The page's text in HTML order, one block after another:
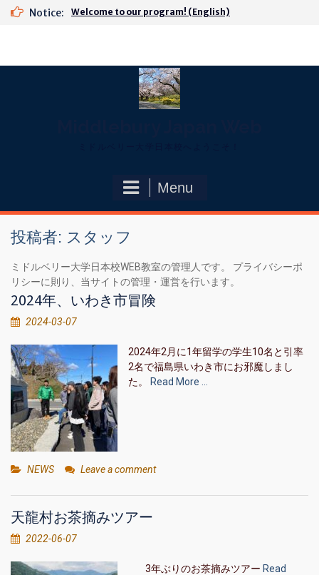
Skip
Notice: Welcome to our program! (English)
Menu
投稿者: スタッフ
ミドルベリー大学日本校WEB教室の管理人です。 プライバシーポ
リシーに則り、当サイトの管理・運営を行います。
2024年、いわき市冒険
2024-03-07
2024年2月に1年留学の学生10名と引率
2名で福島県いわき市にお邪魔しまし
た。
Read More …
NEWS Leave a comment
天龍村お茶摘みツアー
2022-06-07
3年ぶりのお茶摘みツアー Read